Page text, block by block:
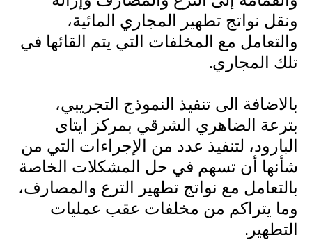
ونقل نواتج تطهير المجاري المائية،
والتعامل مع المخلفات التي يتم القائها في
تلك المجاري.
بالاضافة الى تنفيذ النموذج التجريبي،
بترعة الضاهري الشرقي بمركز ايتاى
البارود، لتنفيذ عدد من الإجراءات التي من
شأنها أن تسهم في حل المشكلات الخاصة
بالتعامل مع نواتج تطهير الترع والمصارف،
وما يتراكم من مخلفات عقب عمليات
التطهير.